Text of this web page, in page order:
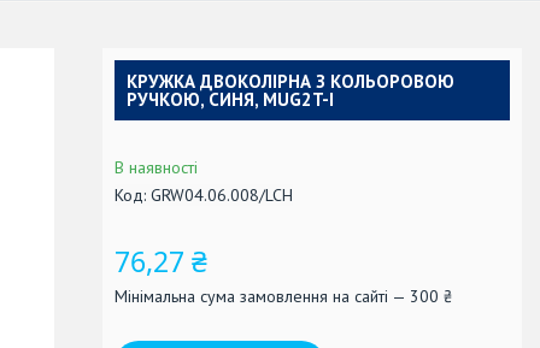
КРУЖКА ДВОКОЛІРНА З КОЛЬОРОВОЮ
РУЧКОЮ, СИНЯ, MUG2T-I
В наявності
Код: GRW04.06.008/LCH
76,27 ₴
Мінімальна сума замовлення на сайті — 300 ₴